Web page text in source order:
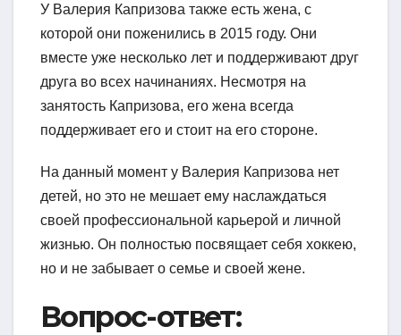
У Валерия Капризова также есть жена, с
которой они поженились в 2015 году. Они
вместе уже несколько лет и поддерживают друг
друга во всех начинаниях. Несмотря на
занятость Капризова, его жена всегда
поддерживает его и стоит на его стороне.
На данный момент у Валерия Капризова нет
детей, но это не мешает ему наслаждаться
своей профессиональной карьерой и личной
жизнью. Он полностью посвящает себя хоккею,
но и не забывает о семье и своей жене.
Вопрос-ответ: